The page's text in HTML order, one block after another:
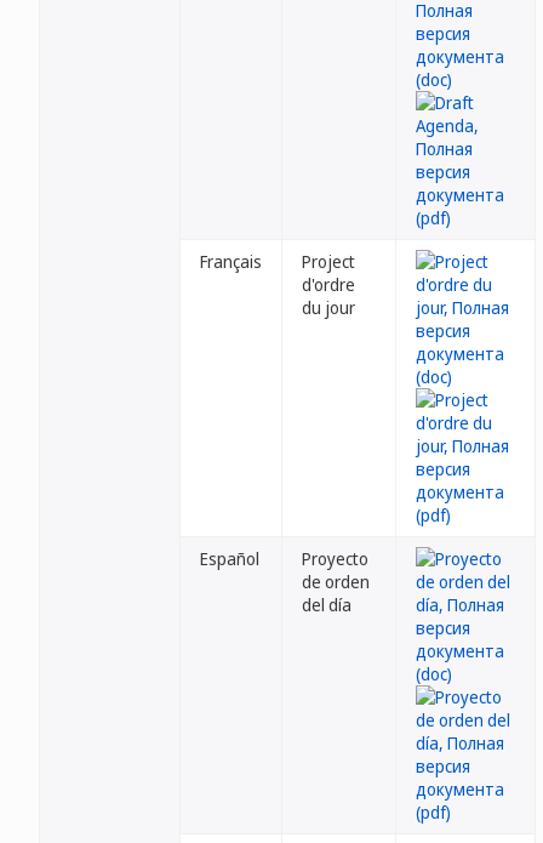
Français
Project
d'ordre
du jour
Español
Proyecto
de orden
del día